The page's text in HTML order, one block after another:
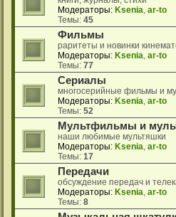
Модераторы: Ksenia, ar-to
Темы: 45
Фильмы
раритеты и новинки
Модераторы: Ksenia, ar-to
Темы: 77
Сериалы
многосерийные фильмы и
Модераторы: Ksenia, ar-to
Темы: 52
Мультфильмы и
наши любимые мультяшки
Модераторы: Ksenia, ar-to
Темы: 17
Передачи
обсуждение передач и
Модераторы: Ksenia, ar-to
Темы: 8